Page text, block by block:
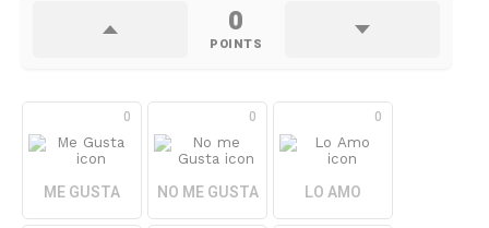
0
POINTS
0
ME GUSTA
0
NO ME GUSTA
0
LO AMO